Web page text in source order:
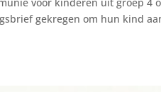
gekregen om hun kind